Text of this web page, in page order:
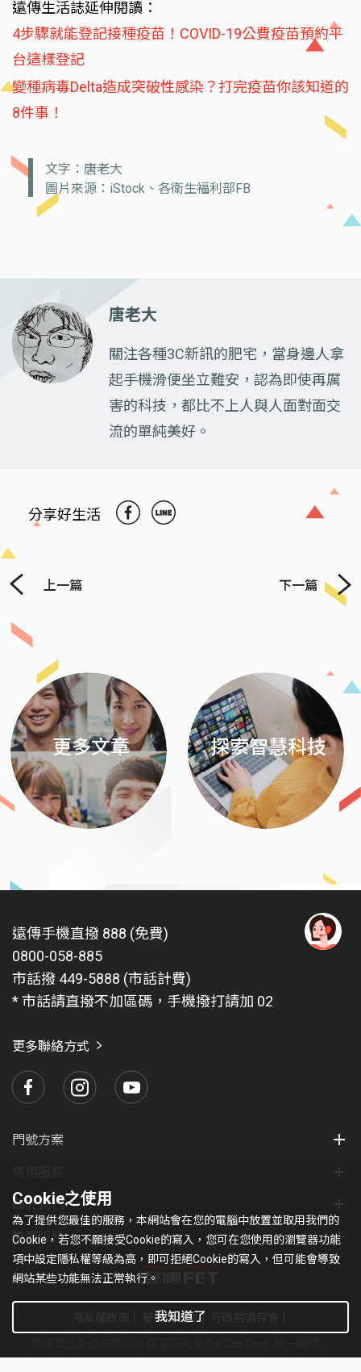
遠傳生活誌延伸閱讀：
4步驟就能登記接種疫苗！COVID-19公費疫苗預約平
台這樣登記
變種病毒Delta造成突破性感染？打完疫苗你該知道的
8件事！
文字：唐老大
圖片來源：iStock、各衛生福利部FB
唐老大
關注各種3C新訊的肥宅，當身邊人拿
起手機滑便坐立難安，認為即使再厲
害的科技，都比不上人與人面對面交
流的單純美好。
分享好生活
上一篇 下一篇
更多文章 探索智慧科技
遠傳手機直撥 888 (免費)
0800-058-885
市話撥 449-5888 (市話計費)
* 市話請直撥不加區碼，手機撥打請加 02
更多聯絡方式
門號方案
關於我們
集團服務
著作權條款
Cookie之使用
為了提供您最佳的服務，本網站會在您的電腦中放置並取用我們的
Cookie，若您不願接受Cookie的寫入，您可在您使用的瀏覽器功能
項中設定隱私權等級為高，即可拒絕Cookie的寫入，但可能會導致
網站某些功能無法正常執行。
我知道了